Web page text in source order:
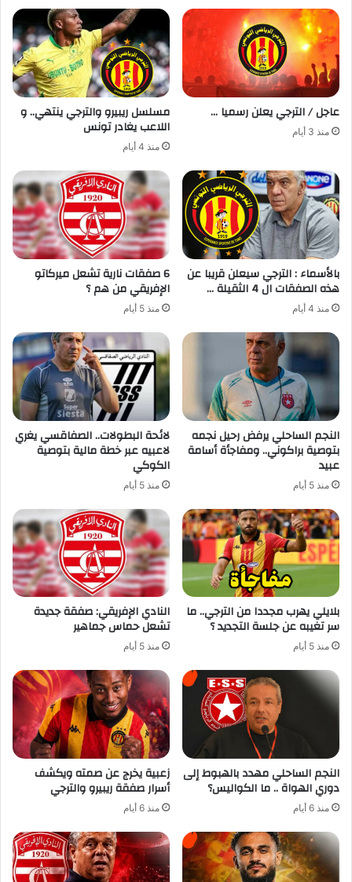
عاجل / الترجي يعلن رسميا …
منذ 3 أيام
مسلسل ريبيرو والترجي ينتهي.. و
اللاعب يغادر تونس
منذ 4 أيام
بالأسماء : الترجي سيعلن قريبا عن
هذه الصفقات ال 4 الثقيلة …
منذ 4 أيام
6 صفقات نارية تشعل ميركاتو
الإفريقي من هم ؟
منذ 5 أيام
النجم الساحلي يرفض رحيل نجمه
بتوصية براكوني.. ومفاجأة أسامة
عبيد
منذ 5 أيام
لائحة البطولات.. الصفاقسي يغري
لاعبيه عبر خطة مالية بتوصية
الكوكي
منذ 5 أيام
بلايلي يهرب مجددا من الترجي.. ما
سر تغيبه عن جلسة التجديد ؟
منذ 5 أيام
النادي الإفريقي: صفقة جديدة
تشعل حماس جماهير
منذ 5 أيام
النجم الساحلي مهدد بالهبوط إلى
دوري الهواة .. ما الكواليس؟
منذ 6 أيام
زعبية يخرج عن صمته ويكشف
أسرار صفقة ريبيرو والترجي
منذ 6 أيام